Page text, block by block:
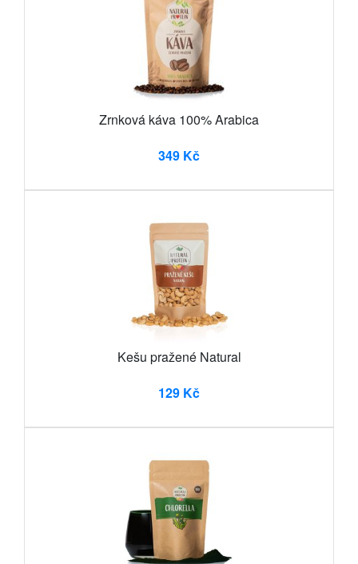
Zrnková káva 100% Arabica
349 Kč
Kešu pražené Natural
129 Kč